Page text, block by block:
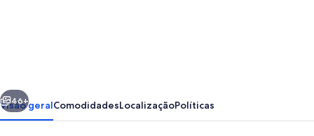
das
Videiras
Próximo
46+
Visão geralComodidadesLocalizaçãoPolíticas